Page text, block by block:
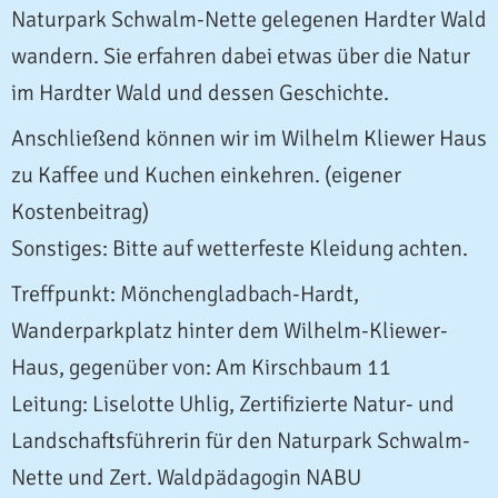
Naturpark Schwalm-Nette gelegenen Hardter Wald
wandern. Sie erfahren dabei etwas über die Natur
im Hardter Wald und dessen Geschichte.
Anschließend können wir im Wilhelm Kliewer Haus
zu Kaffee und Kuchen einkehren. (eigener
Kostenbeitrag)
Sonstiges: Bitte auf wetterfeste Kleidung achten.
Treffpunkt: Mönchengladbach-Hardt,
Wanderparkplatz hinter dem Wilhelm-Kliewer-
Haus, gegenüber von: Am Kirschbaum 11
Leitung: Liselotte Uhlig, Zertifizierte Natur- und
Landschaftsführerin für den Naturpark Schwalm-
Nette und Zert. Waldpädagogin NABU